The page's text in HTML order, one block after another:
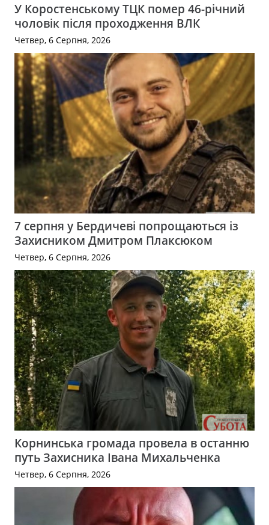
У Коростенському ТЦК помер 46-річний
чоловік після проходження ВЛК
Четвер, 6 Серпня, 2026
7 серпня у Бердичеві попрощаються із
Захисником Дмитром Плаксюком
Четвер, 6 Серпня, 2026
Корнинська громада провела в останню
путь Захисника Івана Михальченка
Четвер, 6 Серпня, 2026